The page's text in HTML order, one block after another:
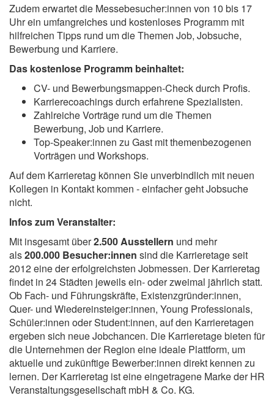
Zudem erwartet die Messebesucher:innen von 10 bis 17
Uhr ein umfangreiches und kostenloses Programm mit
hilfreichen Tipps rund um die Themen Job, Jobsuche,
Bewerbung und Karriere.
Das kostenlose Programm beinhaltet:
CV- und Bewerbungsmappen-Check durch Profis.
Karrierecoachings durch erfahrene Spezialisten.
Zahlreiche Vorträge rund um die Themen
Bewerbung, Job und Karriere.
Top-Speaker:innen zu Gast mit themenbezogenen
Vorträgen und Workshops.
Auf dem Karrieretag können Sie unverbindlich mit neuen
Kollegen in Kontakt kommen - einfacher geht Jobsuche
nicht.
Infos zum Veranstalter:
Mit insgesamt über2.500 Ausstellern und mehr
als200.000 Besucher:innen sind die Karrieretage seit
2012 eine der erfolgreichsten Jobmessen. Der Karrieretag
findet in 24 Städten jeweils ein- oder zweimal jährlich statt.
Ob Fach- und Führungskräfte, Existenzgründer:innen,
Quer- und Wiedereinsteiger:innen, Young Professionals,
Schüler:innen oder Student:innen, auf den Karrieretagen
ergeben sich neue Jobchancen. Die Karrieretage bieten für
die Unternehmen der Region eine ideale Plattform, um
aktuelle und zukünftige Bewerber:innen direkt kennen zu
lernen. Der Karrieretag ist eine eingetragene Marke der HR
Veranstaltungsgesellschaft mbH & Co. KG.